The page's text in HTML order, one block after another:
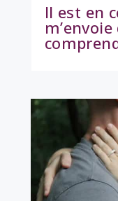
Il est en